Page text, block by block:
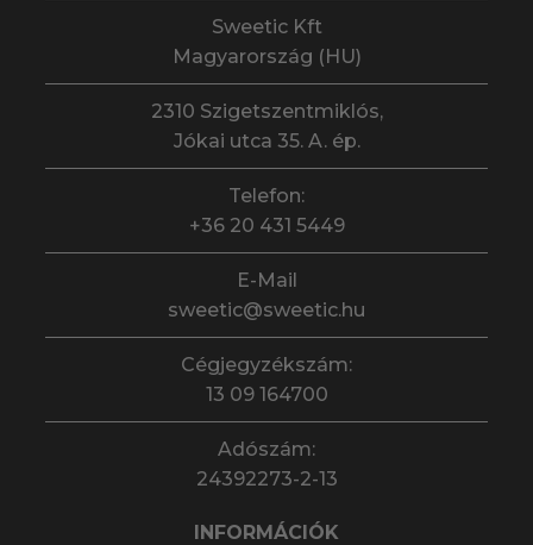
Sweetic Kft
Magyarország (HU)
2310 Szigetszentmiklós,
Jókai utca 35. A. ép.
Telefon:
+36 20 431 5449
E-Mail
sweetic@sweetic.hu
Cégjegyzékszám:
13 09 164700
Adószám:
24392273-2-13
INFORMÁCIÓK